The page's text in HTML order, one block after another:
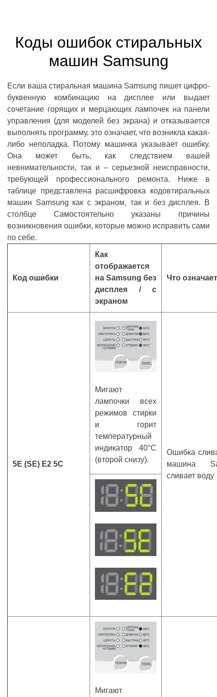
Коды ошибок стиральных
машин Samsung
Если ваша стиральная машина Samsung пишет цифро-
буквенную комбинацию на дисплее или выдает
сочетание горящих и мерцающих лампочек на панели
управления (для моделей без экрана) и отказывается
выполнять программу, это означает, что возникла какая-
либо неполадка. Потому машинка указывает ошибку.
Она может быть, как следствием вашей
невнимательности, так и – серьезной неисправности,
требующей профессионального ремонта. Ниже в
таблице представлена ​​расшифровка кодовтиральных
машин Samsung как с экраном, так и без дисплея. В
столбце Самостоятельно указаны причины
возникновения ошибки, которые можно исправить сами
по себе.
Код ошибки
Как
отображается
на Samsung без
дисплея / с
экраном
Что
5Е (SE) Е2 5С
Мигают
лампочки всех
режимов стирки
и горит
температурный
индикатор 40°С
(второй снизу).
Ошибка
машина
сливает воду
Мигают